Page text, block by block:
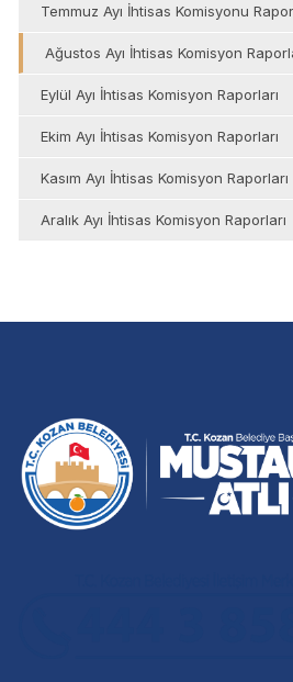
Temmuz Ayı İhtisas Komisyonu
Ağustos Ayı İhtisas Komisyon
Eylül Ayı İhtisas Komisyon Raporları
Ekim Ayı İhtisas Komisyon Raporları
Kasım Ayı İhtisas Komisyon Raporları
Aralık Ayı İhtisas Komisyon Raporları